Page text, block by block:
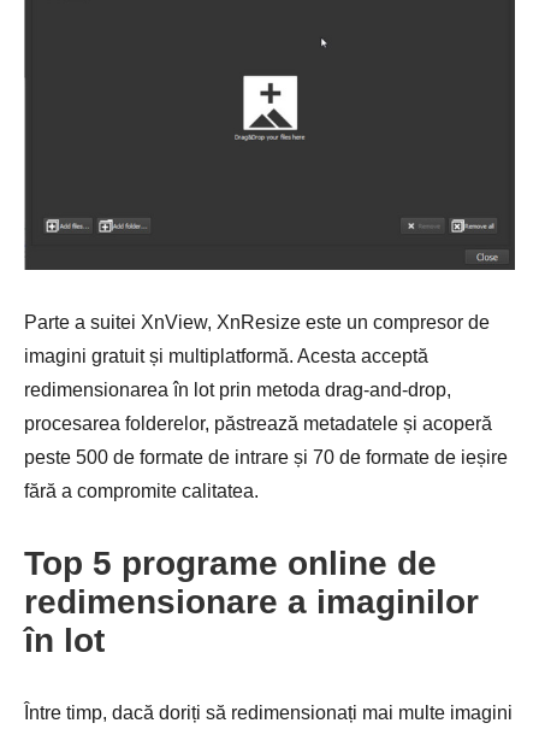
Parte a suitei XnView, XnResize este un compresor de
imagini gratuit și multiplatformă. Acesta acceptă
redimensionarea în lot prin metoda drag-and-drop,
procesarea folderelor, păstrează metadatele și acoperă
peste 500 de formate de intrare și 70 de formate de ieșire
fără a compromite calitatea.
Top 5 programe online de
redimensionare a imaginilor
în lot
Între timp, dacă doriți să redimensionați mai multe imagini